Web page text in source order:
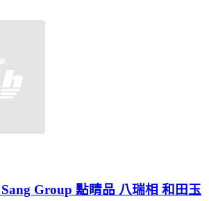
Group 點睛品 八瑞相 和田玉